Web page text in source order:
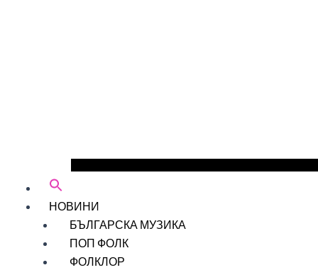
НОВИНИ
БЪЛГАРСКА МУЗИКА
ПОП ФОЛК
ФОЛКЛОР